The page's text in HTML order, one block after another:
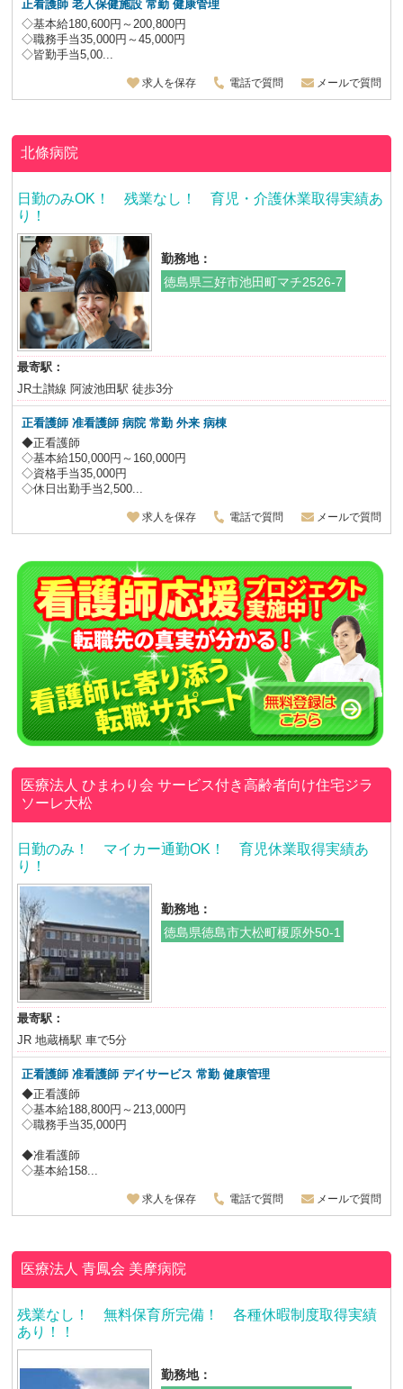
正看護師 老人保健施設常勤 健康管理
◇基本給180,600円～200,800円
◇職務手当35,000円～45,000円
◇皆勤手当5,00...
求人を保存 電話で質問 メールで質問
北條病院
日勤のみOK！ 残業なし！ 育児・介護休業取得実績あ
り！
勤務地：
徳島県三好市池田町マチ2526-7
最寄駅：
JR土讃線 阿波池田駅 徒歩3分
正看護師 准看護師 病院 常勤 外来 病棟
◆正看護師
◇基本給150,000円～160,000円
◇資格手当35,000円
◇休日出勤手当2,500...
求人を保存 電話で質問 メールで質問
医療法人 ひまわり会サービス付き高齢者向け住宅ジラ
ソーレ大松
日勤のみ！ マイカー通勤OK！ 育児休業取得実績あ
り！
勤務地：
徳島県徳島市大松町榎原外50-1
最寄駅：
JR 地蔵橋駅 車で5分
正看護師 准看護師デイサービス常勤 健康管理
◆正看護師
◇基本給188,800円～213,000円
◇職務手当35,000円
◆准看護師
◇基本給158...
求人を保存 電話で質問 メールで質問
医療法人 青鳳会 美摩病院
残業なし！ 無料保育所完備！ 各種休暇制度取得実績
あり！！
勤務地：